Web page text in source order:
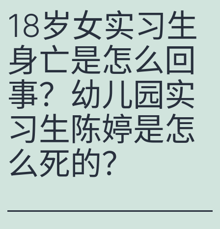
18岁女实习生
身亡是怎么回
事？幼儿园实
习生陈婷是怎
么死的？